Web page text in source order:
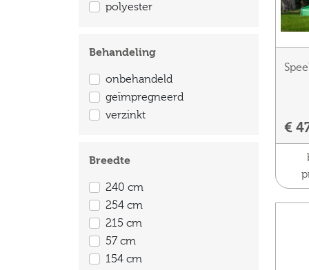
polyester
Behandeling
onbehandeld
geïmpregneerd
verzinkt
Breedte
240 cm
254 cm
215 cm
57 cm
154 cm
€